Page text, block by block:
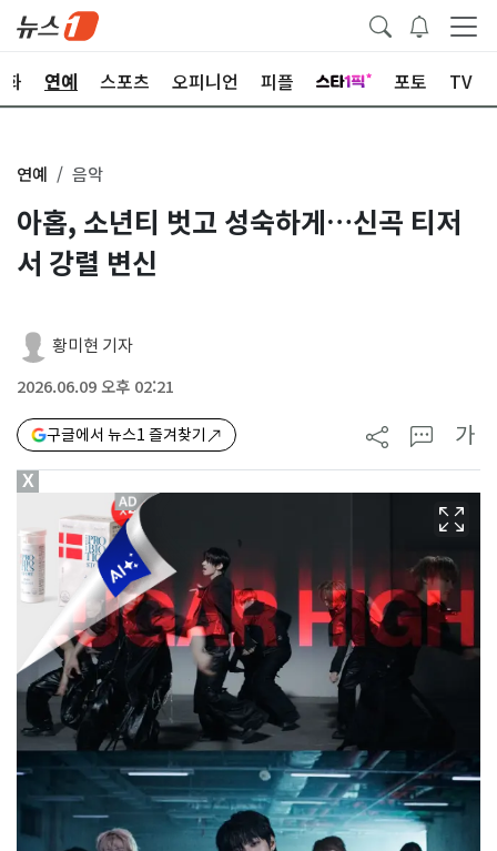
화 연예 스포츠 오피니언 피플 포토 TV
연예 음악
아홉, 소년티 벗고 성숙하게…신곡 티저
서 강렬 변신
황미현 기자
2026.06.09 오후 02:21
구글에서 뉴스1 즐겨찾기 가
X